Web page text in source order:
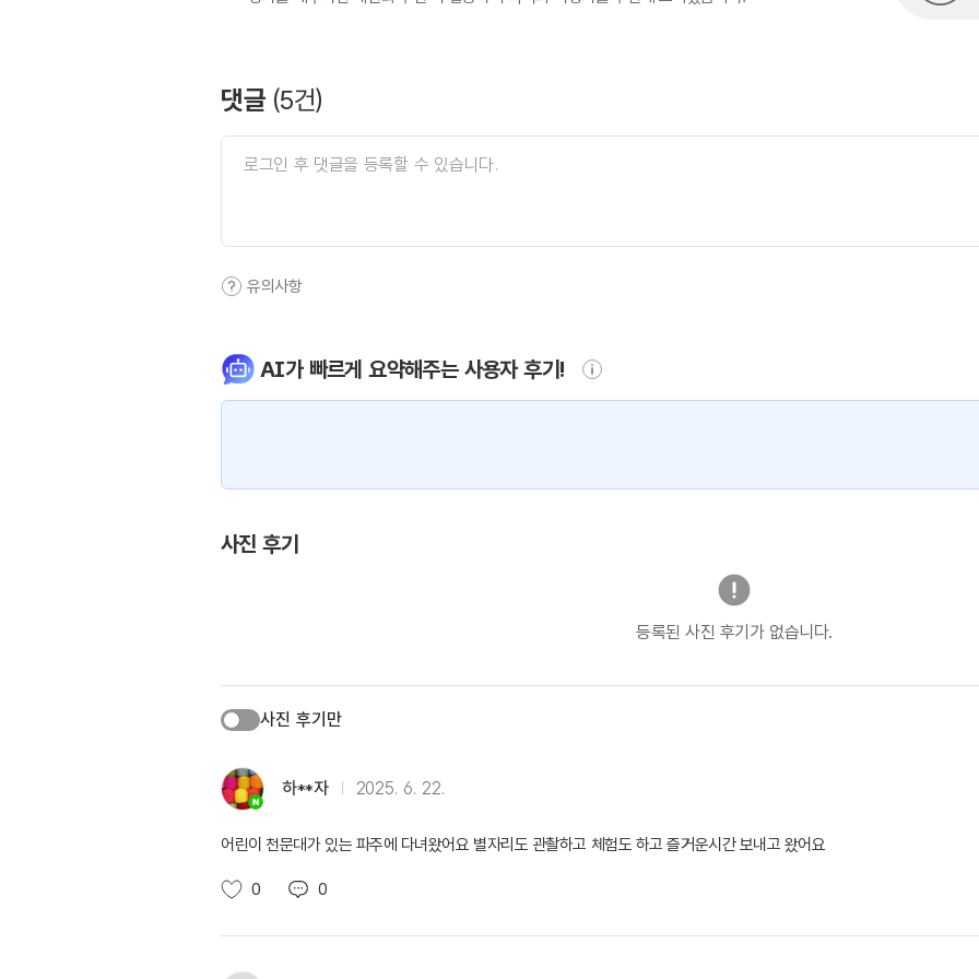
댓글 (5건)
유의사항
AI가 빠르게 요약해주는 사용자 후기!
사진 후기
등록된 사진 후기가 없습니다.
사진 후기만
하**자 2025. 6. 22.
어린이 천문대가 있는 파주에 다녀왔어요 별자리도 관촬하고 체험도 하고 즐거운시간 보내고 왔어요
0 0